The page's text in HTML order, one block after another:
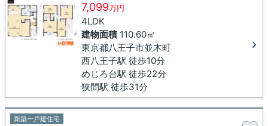
7,099万円
4LDK
建物面積110.60㎡
東京都八王子市並木町
西八王子駅 徒歩10分
めじろ台駅 徒歩22分
狭間駅 徒歩31分
新築一戸建住宅